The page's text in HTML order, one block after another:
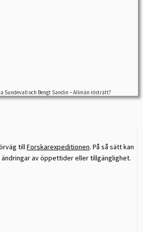
Sundevall och Bengt Sandin – Allmän rösträtt?
tillForskarexpeditionen. På så sätt kan
av öppettider eller tillgänglighet.